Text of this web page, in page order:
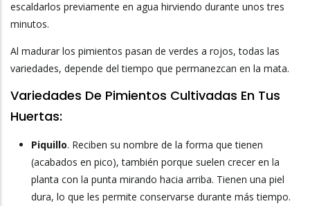
escaldarlos previamente en agua hirviendo durante unos tres
minutos.
Al madurar los pimientos pasan de verdes a rojos, todas las
variedades, depende del tiempo que permanezcan en la mata.
Variedades De Pimientos Cultivadas En Tus
Huertas:
Piquillo. Reciben su nombre de la forma que tienen
(acabados en pico), también porque suelen crecer en la
planta con la punta mirando hacia arriba. Tienen una piel
dura, lo que les permite conservarse durante más tiempo.